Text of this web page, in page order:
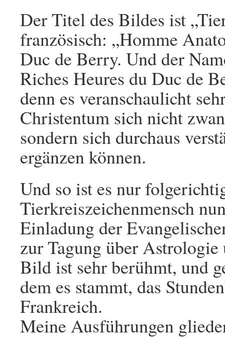
Der Titel des Bildes ist
französisch: „Homme
Duc de Berry. Und der
Riches Heures du Duc de
denn es veranschaulicht
Christentum sich nicht
sondern sich durchaus
ergänzen können.
Und so ist es nur
Tierkreiszeichenmensch
Einladung der
zur Tagung über
Bild ist sehr berühmt, und
dem es stammt, das
Frankreich.
Meine Ausführungen